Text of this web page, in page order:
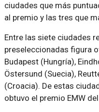
ciudades que más
al premio y las tres que
Entre las siete ciudades
preseleccionadas figura
Budapest (Hungría),
Östersund (Suecia),
(Croacia). De estas
obtuvo el premio EMW